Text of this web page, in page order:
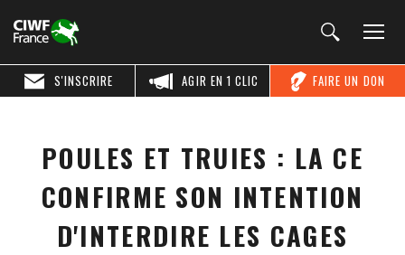
FAIRE UN DON
AGIR EN 1 CLIC
S'INSCRIRE
POULES ET TRUIES : LA CE
CONFIRME SON INTENTION
D'INTERDIRE LES CAGES